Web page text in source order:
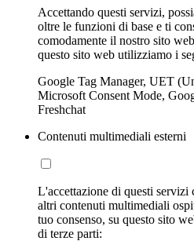
Accettando questi servizi,
oltre le funzioni di base e ti
comodamente il nostro sito
questo sito web utilizziamo i
Google Tag Manager, UET
Microsoft Consent Mode,
Freshchat
Contenuti multimediali esterni
L'accettazione di questi
altri contenuti multimediali
tuo consenso, su questo sito
di terze parti: